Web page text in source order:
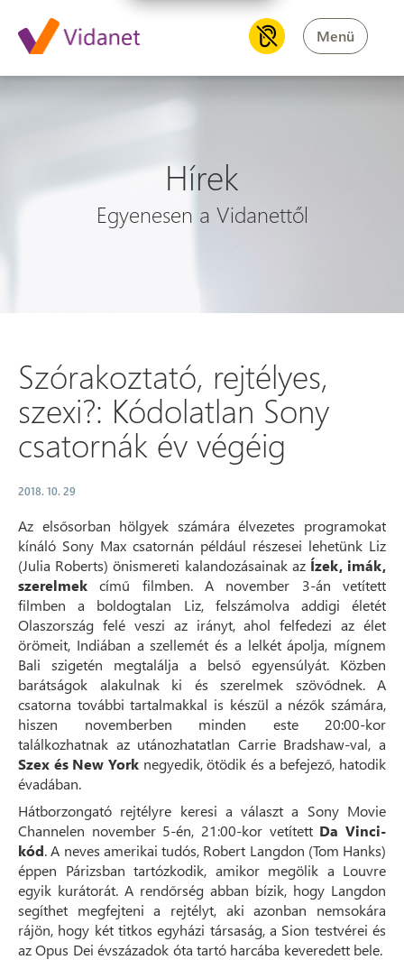
Menü
Hírek
Egyenesen a Vidanettől
Szórakoztató, rejtélyes,
szexi?: Kódolatlan Sony
csatornák év végéig
2018. 10. 29
Az elsősorban hölgyek számára élvezetes programokat
kínáló Sony Max csatornán például részesei lehetünk Liz
(Julia Roberts) önismereti kalandozásainak az Ízek, imák,
szerelmek című filmben. A november 3-án vetített
filmben a boldogtalan Liz, felszámolva addigi életét
Olaszország felé veszi az irányt, ahol felfedezi az élet
örömeit, Indiában a szellemét és a lelkét ápolja, mígnem
Bali szigetén megtalálja a belső egyensúlyát. Közben
barátságok alakulnak ki és szerelmek szövődnek. A
csatorna további tartalmakkal is készül a nézők számára,
hiszen novemberben minden este 20:00-kor
találkozhatnak az utánozhatatlan Carrie Bradshaw-val, a
Szex és New York negyedik, ötödik és a befejező, hatodik
évadában.
Hátborzongató rejtélyre keresi a választ a Sony Movie
Channelen november 5-én, 21:00-kor vetített Da Vinci-
kód. A neves amerikai tudós, Robert Langdon (Tom Hanks)
éppen Párizsban tartózkodik, amikor megölik a Louvre
egyik kurátorát. A rendőrség abban bízik, hogy Langdon
segíthet megfejteni a rejtélyt, aki azonban nemsokára
rájön, hogy két titkos egyházi társaság, a Sion testvérei és
az Opus Dei évszázadok óta tartó harcába keveredett bele.